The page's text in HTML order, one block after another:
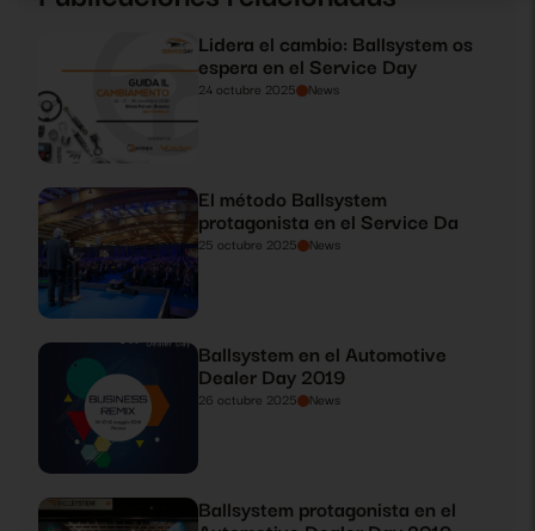
Lidera el cambio: Ballsystem os
espera en el Service Day
24 octubre 2025 News
El método Ballsystem
protagonista en el Service Da
25 octubre 2025 News
Ballsystem en el Automotive
Dealer Day 2019
26 octubre 2025 News
Ballsystem protagonista en el